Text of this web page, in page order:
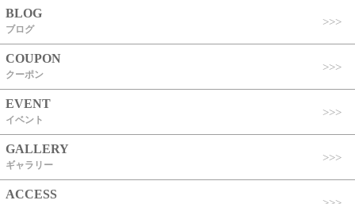
BLOG
ブログ
COUPON
クーポン
EVENT
イベント
GALLERY
ギャラリー
ACCESS